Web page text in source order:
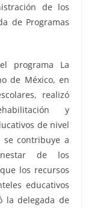
de los
de Programas
programa La
de México, en
realizó
y
de nivel
se contribuye a
de los
los recursos
educativos
la delegada de